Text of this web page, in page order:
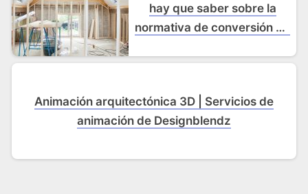
hay que saber sobre la
normativa de conversión de
Animación arquitectónica 3D | Servicios de
animación de Designblendz